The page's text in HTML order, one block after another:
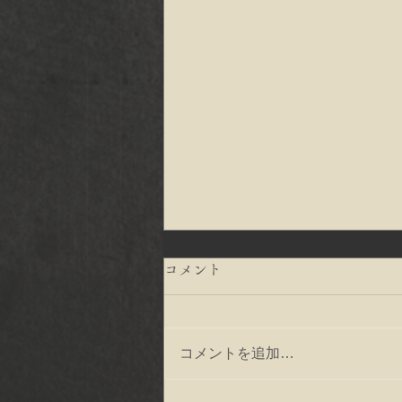
コメント
コメントを追加…